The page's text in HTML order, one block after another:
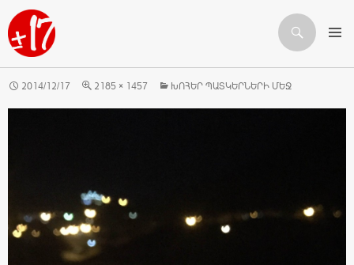
Որոնում
ԱՆՑՆԵԼ ԲՈՎԱՆԴԱԿՈՒԹՅԱՆԸ
2014/12/17 2185 × 1457 ԽՈՀԵՐ ՊԱՏԿԵՐՆԵՐԻ ՄԵՋ